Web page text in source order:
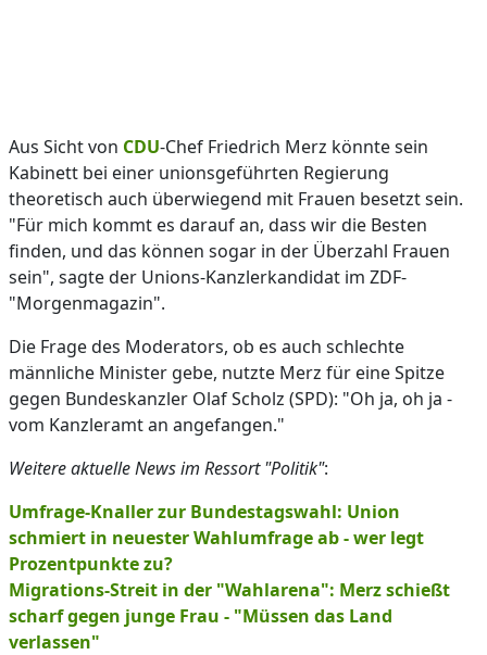
Aus Sicht von CDU-Chef Friedrich Merz könnte sein
Kabinett bei einer unionsgeführten Regierung
theoretisch auch überwiegend mit Frauen besetzt sein.
"Für mich kommt es darauf an, dass wir die Besten
finden, und das können sogar in der Überzahl Frauen
sein", sagte der Unions-Kanzlerkandidat im ZDF-
"Morgenmagazin".
Die Frage des Moderators, ob es auch schlechte
männliche Minister gebe, nutzte Merz für eine Spitze
gegen Bundeskanzler Olaf Scholz (SPD): "Oh ja, oh ja -
vom Kanzleramt an angefangen."
Weitere aktuelle News im Ressort "Politik":
Umfrage-Knaller zur Bundestagswahl: Union
schmiert in neuester Wahlumfrage ab - wer legt
Prozentpunkte zu?
Migrations-Streit in der "Wahlarena": Merz schießt
scharf gegen junge Frau - "Müssen das Land
verlassen"